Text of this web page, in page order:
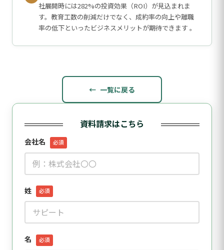
社展開時には282%の投資効果（ROI）が見込まれま
す。教育工数の削減だけでなく、成約率の向上や離職
率の低下といったビジネスメリットが期待できます 。
一覧に戻る
資料請求はこちら
会社名 必須
姓 必須
名 必須